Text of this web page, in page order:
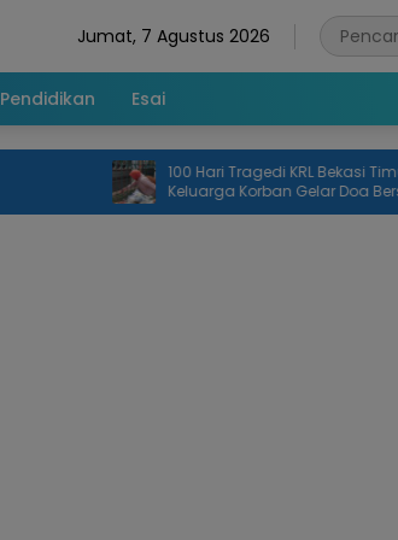
Jumat, 7 Agustus 2026
Pendidikan Esai
100 Hari Tragedi KRL Bekasi Timur,
Keluarga Korban Gelar Doa Bersama
dan Tabur Bunga